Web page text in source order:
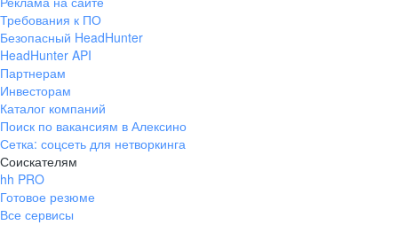
Требования к ПО
Безопасный HeadHunter
HeadHunter API
Партнерам
Инвесторам
Каталог компаний
Поиск по вакансиям в Алексино
Сетка: соцсеть для нетворкинга
Соискателям
hh PRO
Готовое резюме
Все сервисы